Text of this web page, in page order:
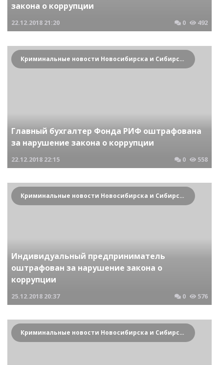
закона о коррупции
22.12.2018 21:20 0 492
Криминальные новости Новосибирска и Сибирского региона
Главный бухгалтер Фонда РИФ оштрафована
за нарушение закона о коррупции
22.12.2018 22:15 0 558
Криминальные новости Новосибирска и Сибирского региона
Индивидуальный предприниматель
оштрафован за нарушение закона о
коррупции
25.12.2018 20:37 0 576
Криминальные новости Новосибирска и Сибирского региона